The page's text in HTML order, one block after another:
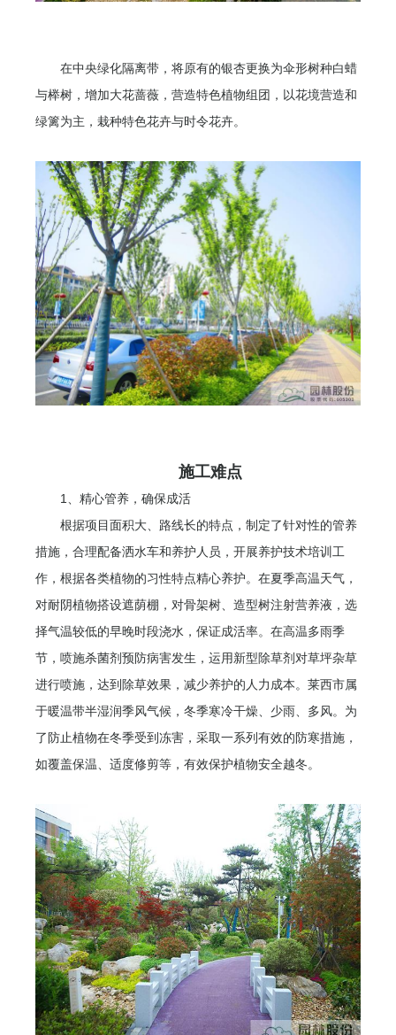
在中央绿化隔离带，将原有的银杏更换为伞形树种白蜡
与榉树，增加大花蔷薇，营造特色植物组团，以花境营造和
绿篱为主，栽种特色花卉与时令花卉。
施工难点
1、精心管养，确保成活
根据项目面积大、路线长的特点，制定了针对性的管养
措施，合理配备洒水车和养护人员，开展养护技术培训工
作，根据各类植物的习性特点精心养护。在夏季高温天气，
对耐阴植物搭设遮荫棚，对骨架树、造型树注射营养液，选
择气温较低的早晚时段浇水，保证成活率。在高温多雨季
节，喷施杀菌剂预防病害发生，运用新型除草剂对草坪杂草
进行喷施，达到除草效果，减少养护的人力成本。莱西市属
于暖温带半湿润季风气候，冬季寒冷干燥、少雨、多风。为
了防止植物在冬季受到冻害，采取一系列有效的防寒措施，
如覆盖保温、适度修剪等，有效保护植物安全越冬。